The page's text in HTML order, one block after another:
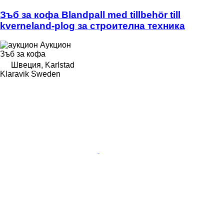
Зъб за кофа Blandpall med tillbehör till
kverneland-plog за строителна техника
Аукцион
Зъб за кофа
Швеция, Karlstad
Klaravik Sweden